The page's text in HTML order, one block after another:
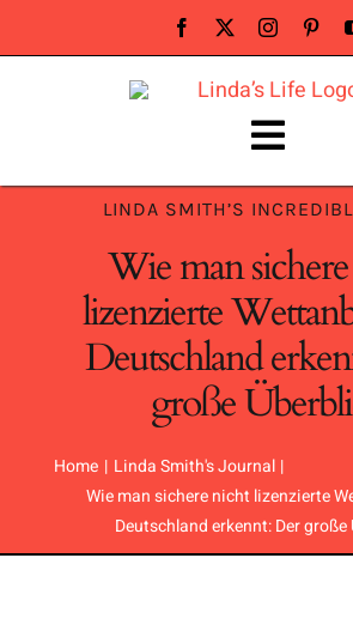
to
Toggle
ABOUT LINDA
PUBLIC SPEAKER
NEWS & PRESS
Contact Linda Smith
LINDA SMITH’S
Wie man
lizenzierte
Deutschland
große
Home
Linda Smith's Journal
Wie man sichere nicht lizenzierte
Deutschland erkennt: Der